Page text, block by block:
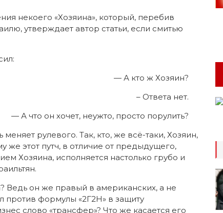
некоего «Хозяина», который, перебив
утверждает автор статьи, если смитью
— А кто ж Хозяин?
– Ответа нет.
— А что он хочет, неужто, просто порулить?
рулевого. Так, кто, же всё-таки, Хозяин,
же этот путч, в отличие от предыдущего,
Хозяина, исполняется настолько грубо и
Ведь он же правый в американских, а не
против формулы «2Г2Н» в защиту
слово «трансфер»? Что же касается его